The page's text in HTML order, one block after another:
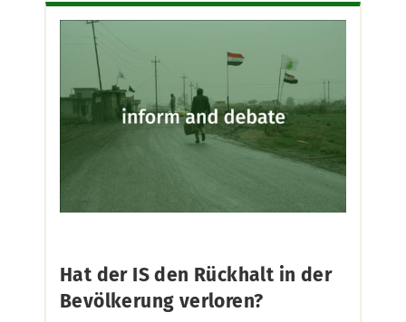
Hat der IS den Rückhalt in der
Bevölkerung verloren?